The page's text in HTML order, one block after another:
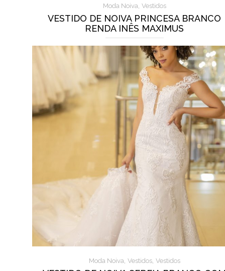
Moda Noiva, Vestidos
VESTIDO DE NOIVA PRINCESA BRANCO
RENDA INÊS MAXIMUS
Moda Noiva, Vestidos, Vestidos